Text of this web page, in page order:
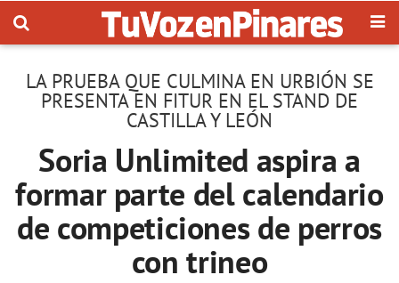
LA PRUEBA QUE CULMINA EN URBIÓN SE
PRESENTA EN FITUR EN EL STAND DE
CASTILLA Y LEÓN
Soria Unlimited aspira a
formar parte del calendario
de competiciones de perros
con trineo